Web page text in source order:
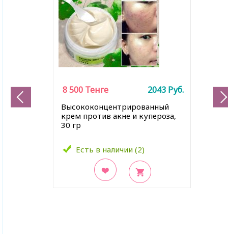
Высококонцентрированный
крем против акне и купероза,
30 гр
Есть в наличии (2)
8 500 Тенге 2043 Руб.